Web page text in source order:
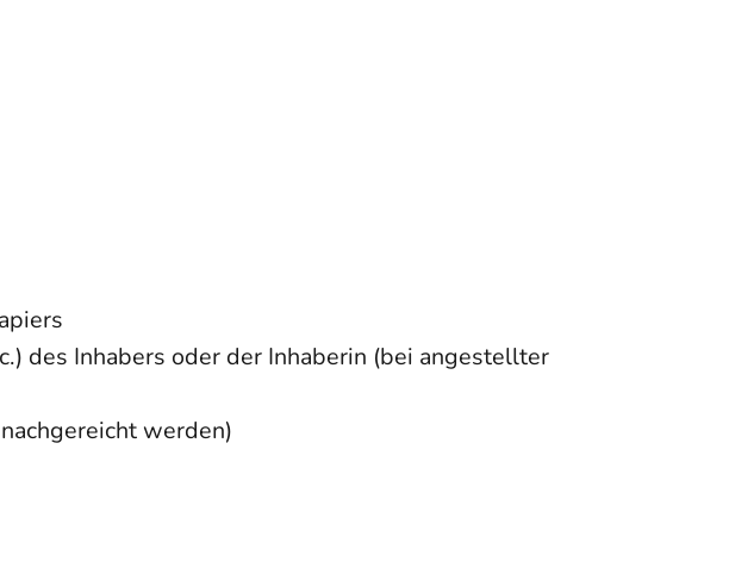
des Inhabers oder der Inhaberin (bei angestellter
werden)